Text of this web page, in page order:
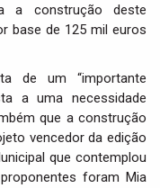
a construção deste
base de 125 mil euros
de um “importante
a uma necessidade
que a construção
vencedor da edição
que contemplou
foram Mia